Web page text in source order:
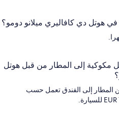
هوتل دي كافاليري ميلانو دومو؟
مكوكية إلى المطار من قبل هوتل
المطار إلى الفندق تعمل حسب